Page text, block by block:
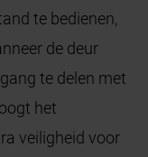
te bedienen,
de deur
te delen met
het
veiligheid voor